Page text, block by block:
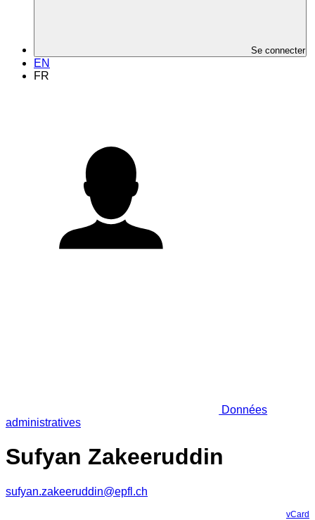
Se connecter
EN
FR
Données
administratives
Sufyan Zakeeruddin
sufyan.zakeeruddin@epfl.ch
vCard